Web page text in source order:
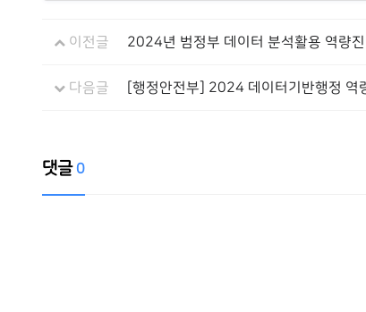
이전글 2024년 범정부 데이터 분석활용 역량
다음글 [행정안전부] 2024 데이터기반행정 역
댓글0
댓글목록